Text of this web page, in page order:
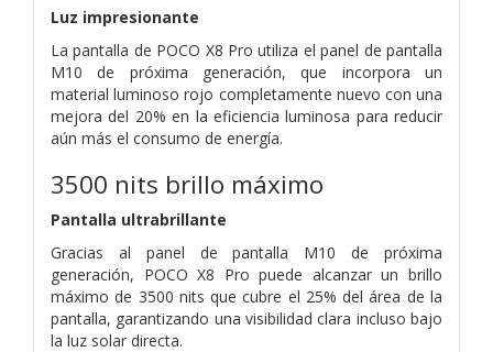
Luz impresionante
La pantalla de POCO X8 Pro utiliza el panel de pantalla
M10 de próxima generación, que incorpora un
material luminoso rojo completamente nuevo con una
mejora del 20% en la eficiencia luminosa para reducir
aún más el consumo de energía.
3500 nits brillo máximo
Pantalla ultrabrillante
Gracias al panel de pantalla M10 de próxima
generación, POCO X8 Pro puede alcanzar un brillo
máximo de 3500 nits que cubre el 25% del área de la
pantalla, garantizando una visibilidad clara incluso bajo
la luz solar directa.